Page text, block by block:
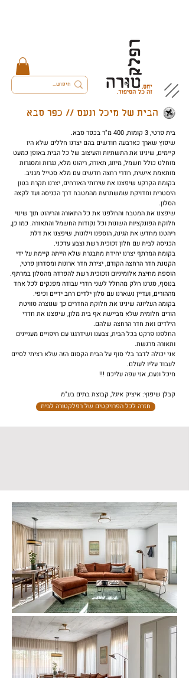
הבית של מיכל ונעם // כפר סבא
בית פרטי, 3 קומות, 400 מ"ר בכפר סבא.
שיפוץ שארך כארבעה חודשים בהם יצרנו חללים שלא היו
קיימים, שינינו את התשתיות והעיצוב של כל הבית באופן כמעט
מוחלט כולל חשמל, מיזוג, תאורה, ריהוט מלא, נגרות ומסגרות
מותאמת אישית, חדרי רחצה חדשים עם מלא סטייל מגניב.
בקומת הקרקע שיפצנו את שירותי האורחים, יצרנו תקרת בטון
היסטרית ומדויקת שמשתרעת מהמטבח דרך הכניסה ועד לקצה
הסלון.
שיפצנו את המטבח והחלפנו את כל התאורה והריהוט תוך שינוי
חלוקת הפונקציות השונות וכל נקודות החשמל והתאורה. כמו כן,
ריהטנו מחדש את הגינה, הוספנו וילונות, שיפצנו את דלת
הכניסה לבית עם חלון זכוכית רשת וצבע עדכני.
בקומת המרתף יצרנו יחידת מתבגרת שלא הייתה קיימת על ידי
הקטנת חדר הרחצה הקודם, יצירת חדר ארונות ומסדרון פרטי,
הוספת מחיצת אלומיניום וזכוכית רשת להפרדה מהסלון במרתף.
בנוסף, סגרנו חלק מהחלל לשני חדרי עבודה מפנקים לכל אחד
מההורים, ועדיין נשארנו עם סלון ילדים רחב ידיים וכיפי.
בקומה העליונה שינינו את חלוקת החדרים כך שנוצרה סוויטת
הורים חלומית שלא מביישת אף בית מלון, שיפצנו את חדרי
הילדים ואת חדר הרחצה שלהם.
החלפנו פרקט בכל הבית, צבענו ושידרגנו עם חיפויים מעניינים
ותאורה מרגשת.
אני יכולה לדבר בלי סוף על הבית הקסום הזה שלא רציתי לסיים
לעבוד עליו לעולם.
מיכל ונעם, אני עפה עליכם !!!
קבלן שיפוץ: איציק איגל, קבוצת בתים בע"מ
חזרה לכל הפרויקטים של רפלקטורה לבית